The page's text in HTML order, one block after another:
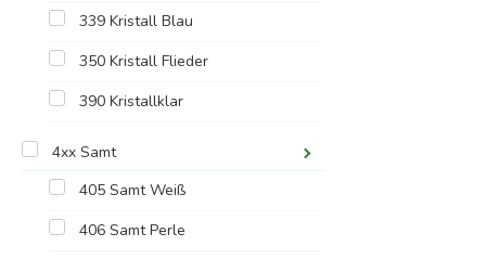
339 Kristall Blau
350 Kristall Flieder
390 Kristallklar
4xx Samt
405 Samt Weiß
406 Samt Perle